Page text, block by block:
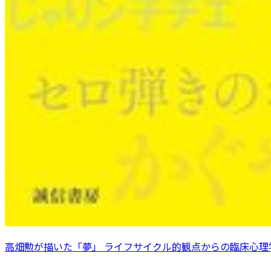
高畑勲が描いた「夢」 ライフサイクル的観点からの臨床心